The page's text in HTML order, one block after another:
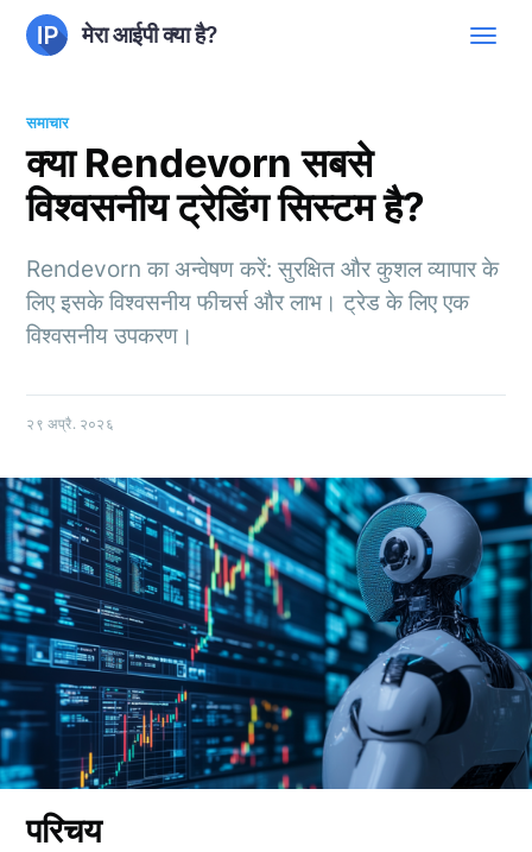
मेरा आईपी क्या है?
समाचार
क्या Rendevorn सबसे
विश्वसनीय ट्रेडिंग सिस्टम है?
Rendevorn का अन्वेषण करें: सुरक्षित और कुशल व्यापार के
लिए इसके विश्वसनीय फीचर्स और लाभ। ट्रेड के लिए एक
विश्वसनीय उपकरण।
२९ अप्रै. २०२६
परिचय